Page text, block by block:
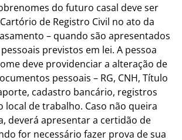
do futuro casal deve ser
de Registro Civil no ato da
– quando são apresentados
previstos em lei. A pessoa
deve providenciar a alteração de
pessoais – RG, CNH, Título
cadastro bancário, registros
local de trabalho. Caso não queira
deverá apresentar a certidão de
for necessário fazer prova de sua